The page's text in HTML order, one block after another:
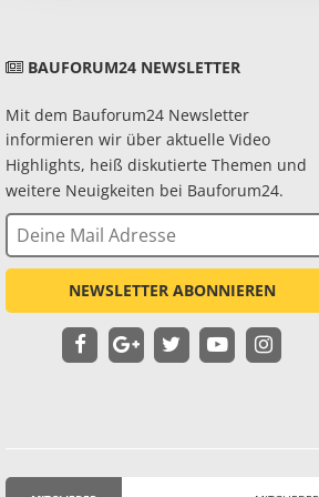
BAUFORUM24 NEWSLETTER
Mit dem Bauforum24 Newsletter
informieren wir über aktuelle Video
Highlights, heiß diskutierte Themen und
weitere Neuigkeiten bei Bauforum24.
NEWSLETTER ABONNIEREN